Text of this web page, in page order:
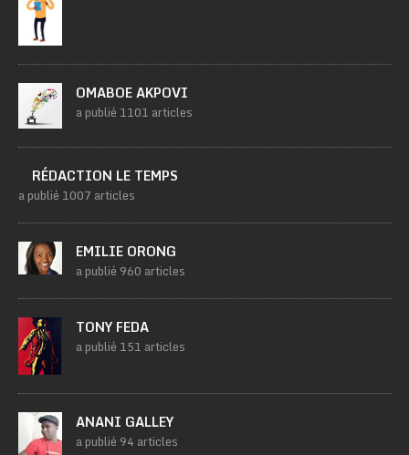
OMABOE AKPOVI
a publié 1101 articles
RÉDACTION LE TEMPS
a publié 1007 articles
EMILIE ORONG
a publié 960 articles
TONY FEDA
a publié 151 articles
ANANI GALLEY
a publié 94 articles